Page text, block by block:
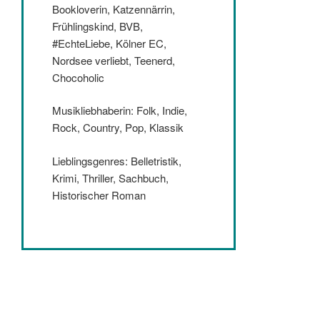
Bookloverin, Katzennärrin,
Frühlingskind, BVB,
#EchteLiebe, Kölner EC,
Nordsee verliebt, Teenerd,
Chocoholic
Musikliebhaberin: Folk, Indie,
Rock, Country, Pop, Klassik
Lieblingsgenres: Belletristik,
Krimi, Thriller, Sachbuch,
Historischer Roman